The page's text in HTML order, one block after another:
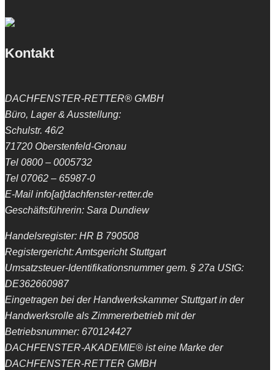
Kontakt
DACHFENSTER-RETTER® GMBH
Büro, Lager & Ausstellung:
Schulstr. 46/2
71720 Oberstenfeld-Gronau
Tel 0800 – 0005732
Tel 07062 – 65987-0
E-Mail info[at]dachfenster-retter.de
Geschäftsführerin: Sara Dundiew
Handelsregister: HR B 790508
Registergericht: Amtsgericht Stuttgart
Umsatzsteuer-Identifikationsnummer gem. § 27a UStG:
DE362660987
Eingetragen bei der Handwerkskammer Stuttgart in der
Handwerksrolle als Zimmererbetrieb mit der
Betriebsnummer: 670124427
DACHFENSTER-AKADEMIE® ist eine Marke der
DACHFENSTER-RETTER GMBH